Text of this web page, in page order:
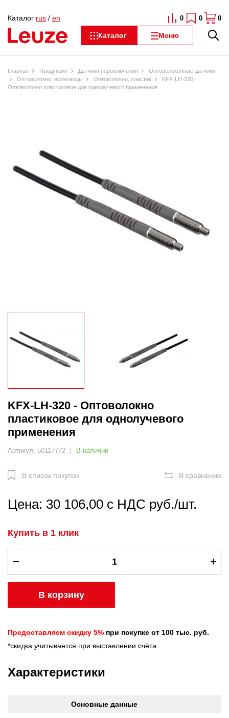
Каталог Меню
Каталог rus / en 0 0 0
Главная Продукция Датчики переключения
Оптоволоконные датчики
Оптоволокно, волноводы
Оптоволокно, пластик
KFX-LH-320 -
Оптоволокно пластиковое для однолучевого применения
KFX-LH-320 - Оптоволокно
пластиковое для однолучевого
применения
Артикул: 50117772 В наличии
В список покупок В сравнение
Цена: 30 106,00 с НДС руб./шт.
Купить в 1 клик
В корзину
Предоставляем скидку 5% при покупке от 100 тыс. руб.
*скидка учитывается при выставлении счёта
Характеристики
Основные данные